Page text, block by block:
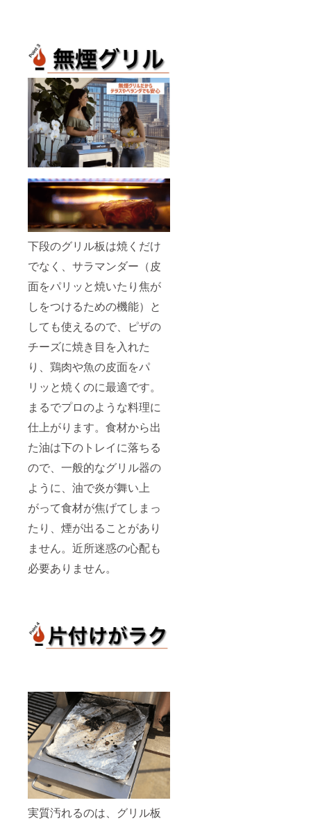
下段のグリル板は焼くだけ
でなく、サラマンダー（皮
面をパリッと焼いたり焦が
しをつけるための機能）と
しても使えるので、ピザの
チーズに焼き目を入れた
り、鶏肉や魚の皮面をパ
リッと焼くのに最適です。
まるでプロのような料理に
仕上がります。食材から出
た油は下のトレイに落ちる
ので、一般的なグリル器の
ように、油で炎が舞い上
がって食材が焦げてしまっ
たり、煙が出ることがあり
ません。近所迷惑の心配も
必要ありません。
実質汚れるのは、グリル板